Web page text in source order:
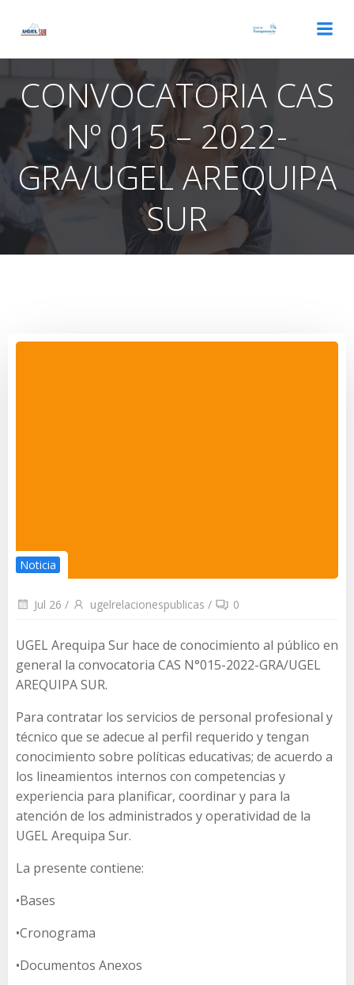
CONVOCATORIA CAS
Nº 015 – 2022-
GRA/UGEL AREQUIPA
SUR
Noticia
Jul 26 / ugelrelacionespublicas / 0
UGEL Arequipa Sur hace de conocimiento al público en
general la convocatoria CAS N°015-2022-GRA/UGEL
AREQUIPA SUR.
Para contratar los servicios de personal profesional y
técnico que se adecue al perfil requerido y tengan
conocimiento sobre políticas educativas; de acuerdo a
los lineamientos internos con competencias y
experiencia para planificar, coordinar y para la
atención de los administrados y operatividad de la
UGEL Arequipa Sur.
La presente contiene:
•Bases
•Cronograma
•Documentos Anexos